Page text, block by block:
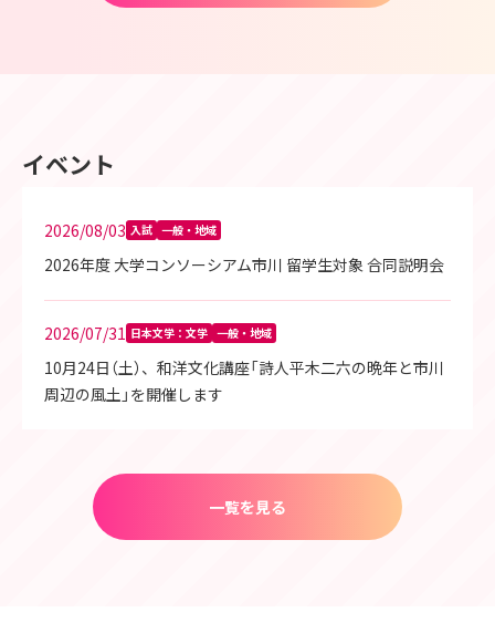
イベント
2026/08/03 入試 一般・地域
2026年度 大学コンソーシアム市川 留学生対象 合同説明会
2026/07/31 日本文学：文学 一般・地域
10月24日（土）、和洋文化講座「詩人平木二六の晩年と市川
周辺の風土」を開催します
一覧を見る